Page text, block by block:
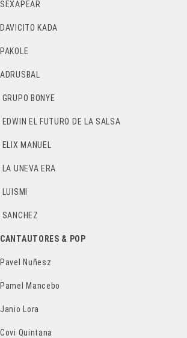
SEXAPEAR
DAVICITO KADA
PAKOLE
ADRUSBAL
GRUPO BONYE
EDWIN EL FUTURO DE LA SALSA
ELIX MANUEL
LA UNEVA ERA
LUISMI
SANCHEZ
CANTAUTORES & POP
Pavel Nuñesz
Pamel Mancebo
Janio Lora
Covi Quintana